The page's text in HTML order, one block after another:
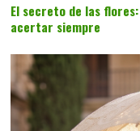
El secreto de las
acertar siempre